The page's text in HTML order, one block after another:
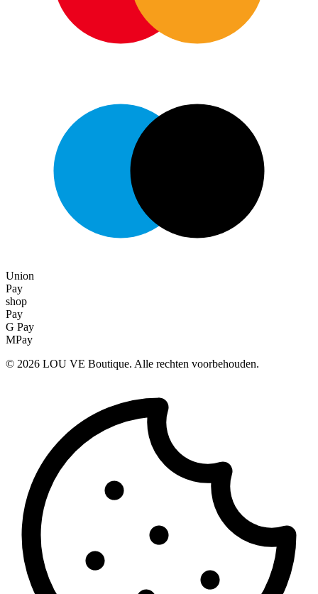
Union
Pay
shop
Pay
G Pay
MPay
© 2026 LOU VE Boutique. Alle rechten voorbehouden.